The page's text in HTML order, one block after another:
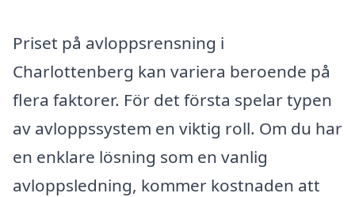
Priset på avloppsrensning i
Charlottenberg kan variera beroende på
flera faktorer. För det första spelar typen
av avloppssystem en viktig roll. Om du har
en enklare lösning som en vanlig
avloppsledning, kommer kostnaden att